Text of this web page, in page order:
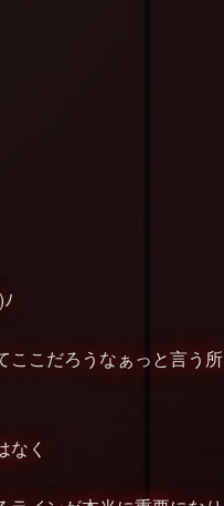
ここだろうなぁっと言う所
なく